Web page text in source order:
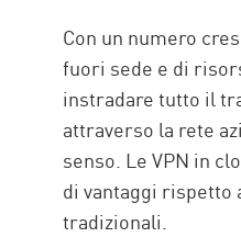
Con un numero
fuori sede e di
instradare tutto il
attraverso la rete
senso. Le VPN in
di vantaggi rispetto
tradizionali.